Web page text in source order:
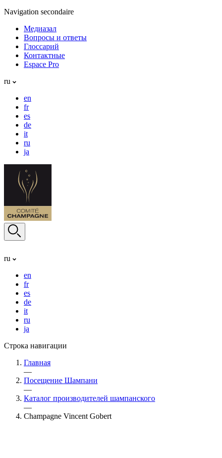
Navigation secondaire
Медиазал
Вопросы и ответы
Глоссарий
Контактные
Espace Pro
ru
en
fr
es
de
it
ru
ja
ru
en
fr
es
de
it
ru
ja
Строка навигации
Главная
—
Посещение Шампани
—
Каталог производителей шампанского
—
Champagne Vincent Gobert